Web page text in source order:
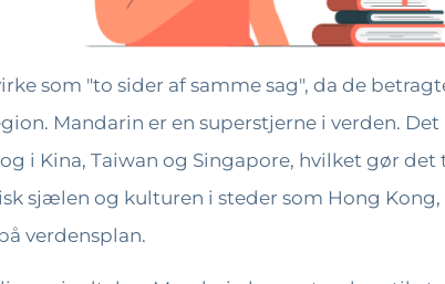
som "to sider af samme sag", da de
Mandarin er en superstjerne i verden. Det
i Kina, Taiwan og Singapore, hvilket gør
sjælen og kulturen i steder som Hong
verdensplan.